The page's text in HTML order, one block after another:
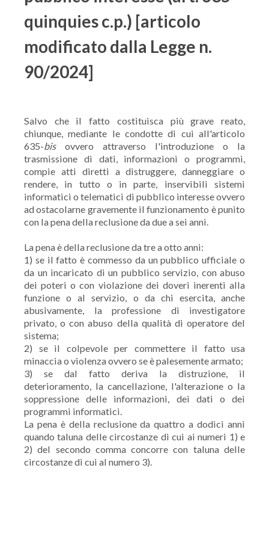
quinquies c.p.) [articolo
modificato dalla Legge n.
90/2024]
Salvo che il fatto costituisca più grave reato,
chiunque, mediante le condotte di cui all'articolo
635-bis ovvero attraverso l'introduzione o la
trasmissione di dati, informazioni o programmi,
compie atti diretti a distruggere, danneggiare o
rendere, in tutto o in parte, inservibili sistemi
informatici o telematici di pubblico interesse ovvero
ad ostacolarne gravemente il funzionamento è punito
con la pena della reclusione da due a sei anni.
La pena è della reclusione da tre a otto anni:
1) se il fatto è commesso da un pubblico ufficiale o
da un incaricato di un pubblico servizio, con abuso
dei poteri o con violazione dei doveri inerenti alla
funzione o al servizio, o da chi esercita, anche
abusivamente, la professione di investigatore
privato, o con abuso della qualità di operatore del
sistema;
2) se il colpevole per commettere il fatto usa
minaccia o violenza ovvero se è palesemente armato;
3) se dal fatto deriva la distruzione, il
deterioramento, la cancellazione, l'alterazione o la
soppressione delle informazioni, dei dati o dei
programmi informatici.
La pena è della reclusione da quattro a dodici anni
quando taluna delle circostanze di cui ai numeri 1) e
2) del secondo comma concorre con taluna delle
circostanze di cui al numero 3).